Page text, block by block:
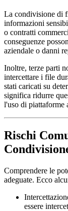
La condivisione di
informazioni
o contratti
conseguenze
aziendale o danni
Inoltre, terze parti
intercettare i file
stati caricati su
significa ridurre
l'uso di piattaforme
Rischi
Comprendere le
adeguate. Ecco
essere